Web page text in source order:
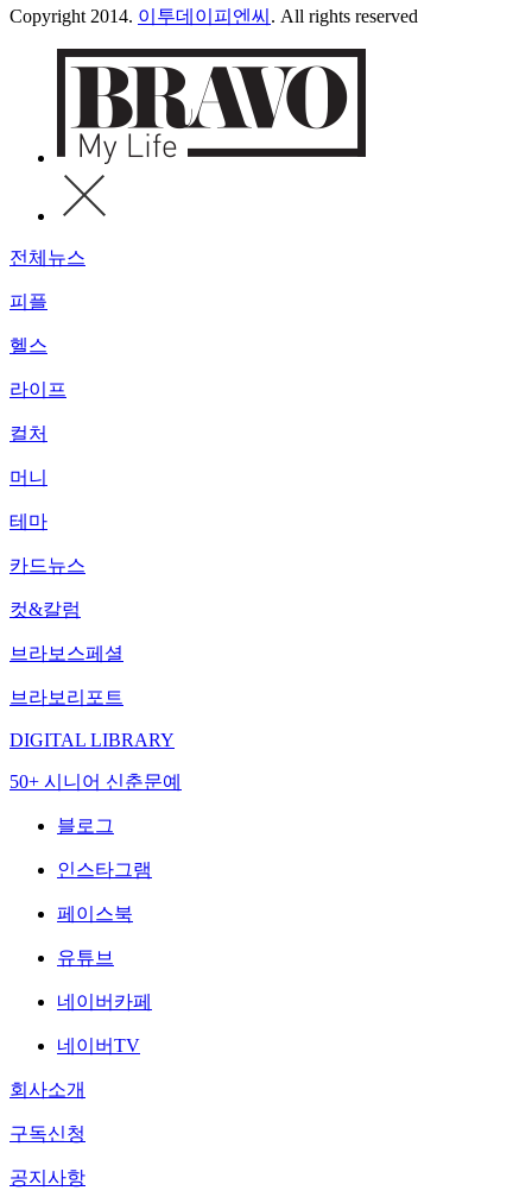
Copyright 2014. 이투데이피엔씨 . All rights reserved
전체뉴스
피플
헬스
라이프
컬처
머니
테마
카드뉴스
컷&칼럼
브라보스페셜
브라보리포트
DIGITAL LIBRARY
50+ 시니어 신춘문예
블로그
인스타그램
페이스북
유튜브
네이버카페
네이버TV
회사소개
구독신청
공지사항